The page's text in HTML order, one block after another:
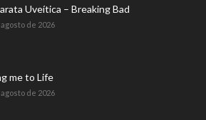
Uveítica – Breaking Bad
de 2026
me to Life
de 2026